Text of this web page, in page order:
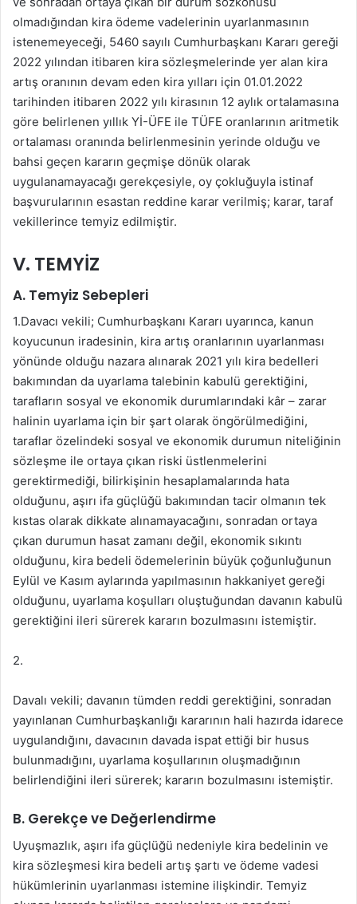
olmadığından kira ödeme vadelerinin uyarlanmasının
istenemeyeceği, 5460 sayılı Cumhurbaşkanı Kararı gereği
2022 yılından itibaren kira sözleşmelerinde yer alan kira
artış oranının devam eden kira yılları için 01.01.2022
tarihinden itibaren 2022 yılı kirasının 12 aylık ortalamasına
göre belirlenen yıllık Yİ-ÜFE ile TÜFE oranlarının aritmetik
ortalaması oranında belirlenmesinin yerinde olduğu ve
bahsi geçen kararın geçmişe dönük olarak
uygulanamayacağı gerekçesiyle, oy çokluğuyla istinaf
başvurularının esastan reddine karar verilmiş; karar, taraf
vekillerince temyiz edilmiştir.
V. TEMYİZ
A. Temyiz Sebepleri
1.Davacı vekili; Cumhurbaşkanı Kararı uyarınca, kanun
koyucunun iradesinin, kira artış oranlarının uyarlanması
yönünde olduğu nazara alınarak 2021 yılı kira bedelleri
bakımından da uyarlama talebinin kabulü gerektiğini,
tarafların sosyal ve ekonomik durumlarındaki kâr – zarar
halinin uyarlama için bir şart olarak öngörülmediğini,
taraflar özelindeki sosyal ve ekonomik durumun niteliğinin
sözleşme ile ortaya çıkan riski üstlenmelerini
gerektirmediği, bilirkişinin hesaplamalarında hata
olduğunu, aşırı ifa güçlüğü bakımından tacir olmanın tek
kıstas olarak dikkate alınamayacağını, sonradan ortaya
çıkan durumun hasat zamanı değil, ekonomik sıkıntı
olduğunu, kira bedeli ödemelerinin büyük çoğunluğunun
Eylül ve Kasım aylarında yapılmasının hakkaniyet gereği
olduğunu, uyarlama koşulları oluştuğundan davanın kabulü
gerektiğini ileri sürerek kararın bozulmasını istemiştir.
2.
Davalı vekili; davanın tümden reddi gerektiğini, sonradan
yayınlanan Cumhurbaşkanlığı kararının hali hazırda idarece
uygulandığını, davacının davada ispat ettiği bir husus
bulunmadığını, uyarlama koşullarının oluşmadığının
belirlendiğini ileri sürerek; kararın bozulmasını istemiştir.
B. Gerekçe ve Değerlendirme
Uyuşmazlık, aşırı ifa güçlüğü nedeniyle kira bedelinin ve
kira sözleşmesi kira bedeli artış şartı ve ödeme vadesi
hükümlerinin uyarlanması istemine ilişkindir. Temyiz